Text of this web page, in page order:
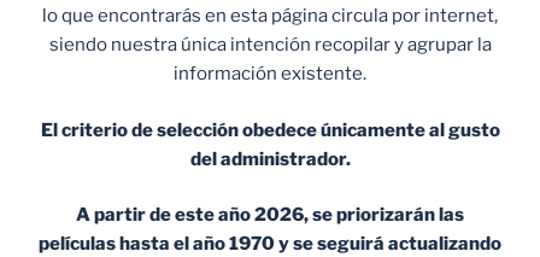
lo que encontrarás en esta página circula por internet,
siendo nuestra única intención recopilar y agrupar la
información existente.
El criterio de selección obedece únicamente al gusto
del administrador.
A partir de este año 2026, se priorizarán las
películas hasta el año 1970 y se seguirá actualizando